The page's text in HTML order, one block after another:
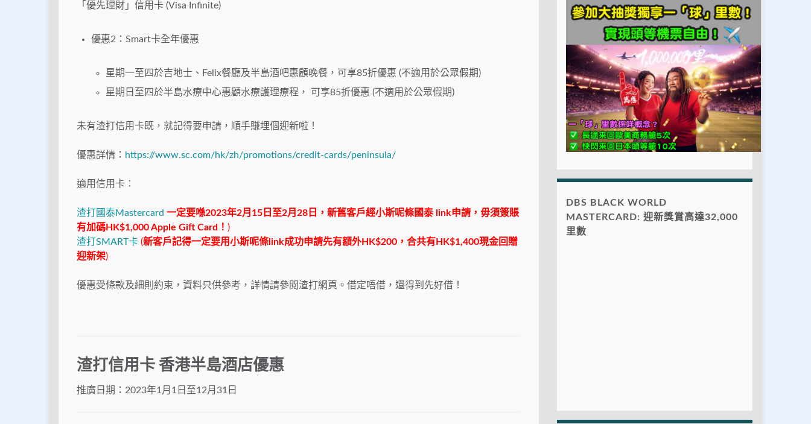
「優先理財」信用卡 (Visa Infinite)
優惠2：Smart卡全年優惠
星期一至四於吉地士、Felix餐廳及半島酒吧惠顧晚餐，可享85折優惠 (不適用於公眾假期)
星期日至四於半島水療中心惠顧水療護理療程， 可享85折優惠 (不適用於公眾假期)
未有渣打信用卡既，就記得要申請，順手賺埋個迎新啦！
優惠詳情： https://www.sc.com/hk/zh/promotions/credit-cards/peninsula/
適用信用卡：
渣打國泰Mastercard 一定要喺2023年2月15日至2月28日，新舊客戶經小斯呢條國泰 link申請，毋須簽賬
有加碼HK$1,000 Apple Gift Card！ )
渣打SMART卡 (新客戶記得一定要用小斯呢條link成功申請先有額外HK$200，合共有HK$1,400現金回贈
迎新架)
優惠受條款及細則約束，資料只供參考，詳情請參閱渣打網頁。借定唔借，還得到先好借！
渣打信用卡 香港半島酒店優惠
推廣日期：2023年1月1日至12月31日
DBS BLACK WORLD
MASTERCARD: 迎新獎賞高達32,000
里數